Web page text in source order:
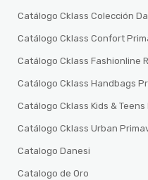
Catálogo Cklass Colección
Catálogo Cklass Confort
Catálogo Cklass Fashionline
Catálogo Cklass Handbags
Catálogo Cklass Kids &
Catálogo Cklass Urban
Catalogo Danesi
Catalogo de Oro